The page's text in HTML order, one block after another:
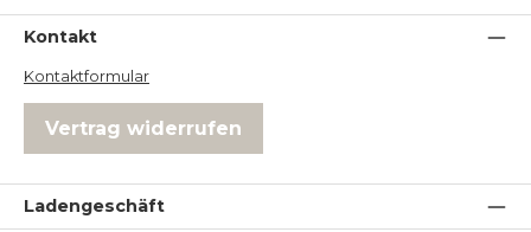
Kontakt
Kontaktformular
Vertrag widerrufen
Ladengeschäft